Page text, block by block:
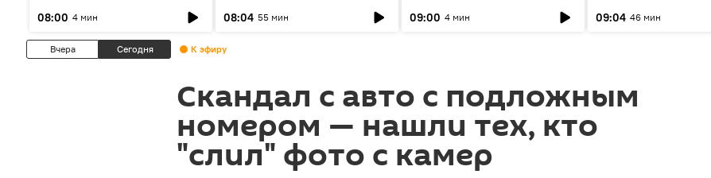
08:00 4 мин
08:04 55 мин
09:00 4 мин
09:04 46 мин
Вчера Сегодня К эфиру
Скандал с авто с подложным
номером — нашли тех, кто
"слил" фото с камер